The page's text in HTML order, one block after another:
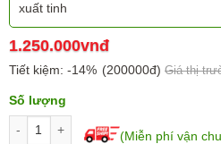
xuất tinh
1.250.000vnđ
Tiết kiệm: -14% (200000đ) Giá thị
Số lượng
(Miễn phí vận